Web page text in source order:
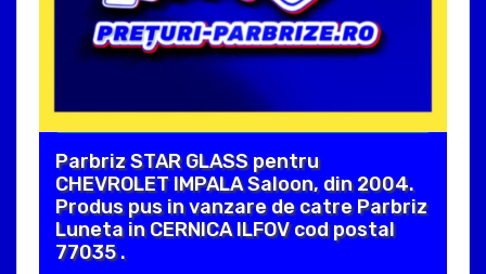
Parbriz STAR GLASS pentru
CHEVROLET IMPALA Saloon, din 2004.
Produs pus in vanzare de catre Parbriz
Luneta in CERNICA ILFOV cod postal
77035 .